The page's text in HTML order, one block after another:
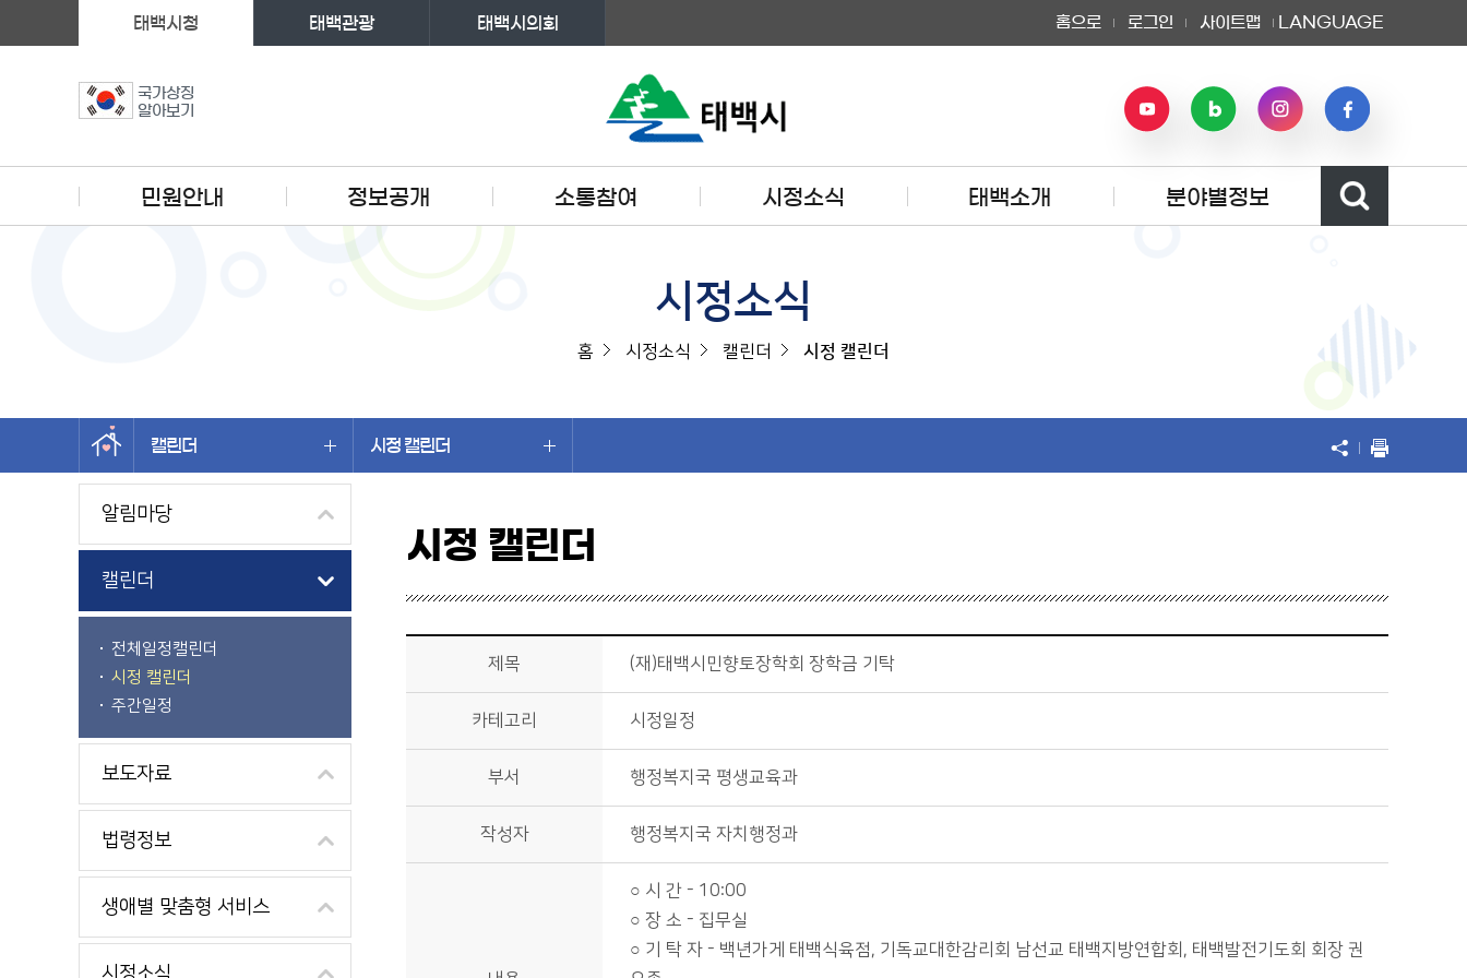
국가상징
알아보기
태백시청 태백관광 태백시의회 홈으로 로그인 사이트맵 LANGUAGE
민원안내 정보공개 소통참여 시정소식 태백소개 분야별정보
시정소식
홈 시정소식 캘린더 시정 캘린더
캘린더 시정 캘린더
왼쪽메뉴
알림마당
캘린더
전체일정캘린더
시정 캘린더
주간일정
보도자료
법령정보
생애별 맞춤형 서비스
시정소식
시정 캘린더
시정소식>시정 캘린더 상세보기 - 제목, 카테고리, 부서, 작성자, 내용, 시작일, 종료일 제공
제목 (재)태백시민향토장학회 장학금 기탁
카테고리 시정일정
부서 행정복지국 평생교육과
작성자 행정복지국 자치행정과
○ 시 간 - 10:00
○ 장 소 - 집무실
○ 기 탁 자 - 백년가게 태백식육점, 기독교대한감리회 남선교 태백지방연합회, 태백발전기도회 회장 권